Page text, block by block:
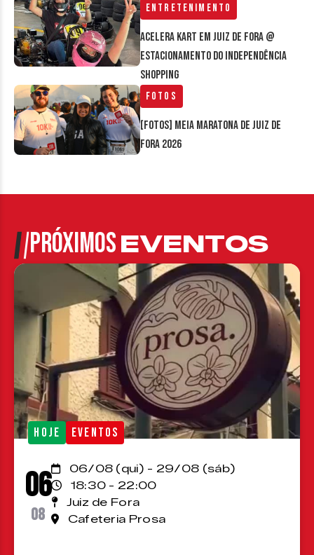
Entretenimento
Acelera Kart em Juiz de Fora @
estacionamento do Independência
Shopping
Fotos
[FOTOS] Meia Maratona de Juiz de
Fora 2026
PRÓXIMOSEVENTOS
HOJE EVENTOS
06
08
06/08 (qui) - 29/08 (sáb)
18:30 - 22:00
Juiz de Fora
Cafeteria Prosa